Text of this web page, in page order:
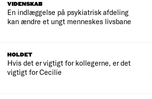
VIDENSKAB
En indlæggelse på psykiatrisk afdeling
kan ændre et ungt menneskes livsbane
HOLDET
Hvis det er vigtigt for kollegerne, er det
vigtigt for Cecilie